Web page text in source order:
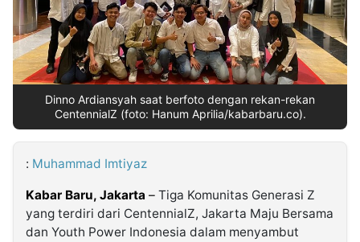
Follow
Kabarbaru
Dinno Ardiansyah saat berfoto dengan rekan-rekan
CentennialZ (foto: Hanum Aprilia/kabarbaru.co).
: Muhammad Imtiyaz
Kabar Baru, Jakarta – Tiga Komunitas Generasi Z
yang terdiri dari CentennialZ, Jakarta Maju Bersama
dan Youth Power Indonesia dalam menyambut